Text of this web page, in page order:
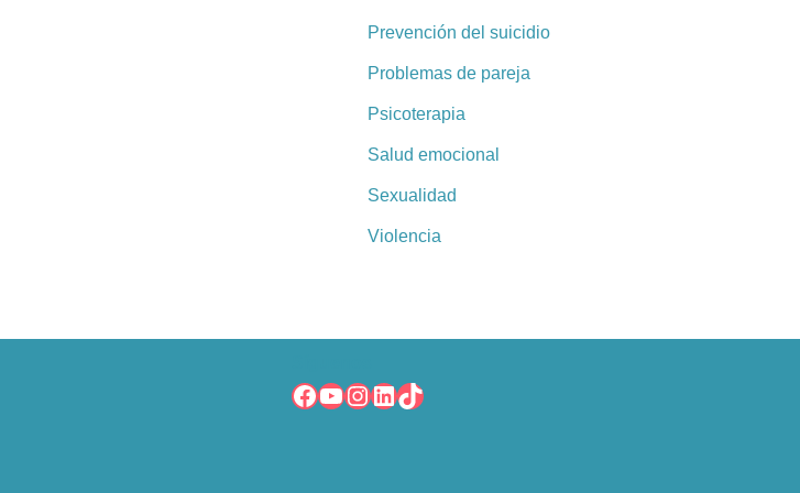
Prevención del suicidio
Problemas de pareja
Psicoterapia
Salud emocional
Sexualidad
Violencia